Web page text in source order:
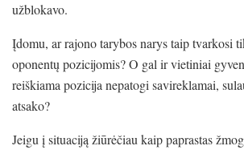
užblokavo.
Įdomu, ar rajono tarybos narys taip tvarkosi
oponentų pozicijomis? O gal ir vietiniai
reiškiama pozicija nepatogi savireklamai,
atsako?
Jeigu į situaciją žiūrėčiau kaip paprastas